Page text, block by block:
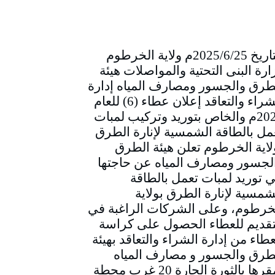
التاريخ 2025/6/25م ولاية الخرطوم
البنى التحتية والمواصلات هيئة
والجسور ومصارف المياه إدارة
الشراء والتعاقد إعلان عطاء (6) للعام
2025م والخاص بتوريد وتركيب لمبات
بالطاقة الشمسية لإنارة الطرق
الخرطوم تعلن هيئة الطرق
ومصارف المياه عن حاجتها
توريد لمبات تعمل بالطاقة
لإنارة الطرق بولاية
وعلى الشركات الراغبة في
للعطاء الحصول على كراسة
من إدارة الشراء والتعاقد بهيئة
والجسور و مصارف المياه
بمقرها بالثورة الحارة 20 غرب محطة